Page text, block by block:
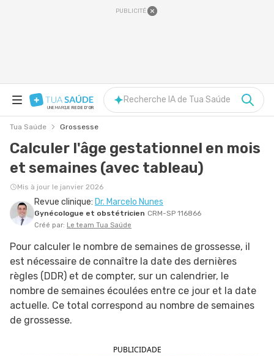
PUBLICITÉ
UNE MARQUE REDE D'OR
Recherche IA de Tua Saúde
Tua Saúde Grossesse
Calculer l'âge gestationnel en mois
et semaines (avec tableau)
Mis à jour le janvier 2026
Revue clinique: Dr. Marcelo Nunes
Gynécologue et obstétricien CRM-SP 116866
Créé par: Le team Tua Saúde
Pour calculer le nombre de semaines de grossesse, il
est nécessaire de connaître la date des dernières
règles (DDR) et de compter, sur un calendrier, le
nombre de semaines écoulées entre ce jour et la date
actuelle. Ce total correspond au nombre de semaines
de grossesse.
PUBLICIDADE